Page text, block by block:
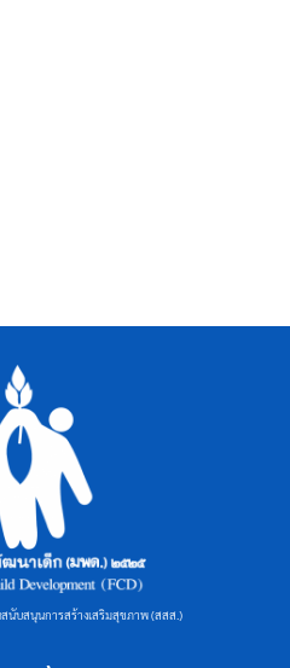
นับสนุนการสร้างเสริมสุขภาพ (สสส.)